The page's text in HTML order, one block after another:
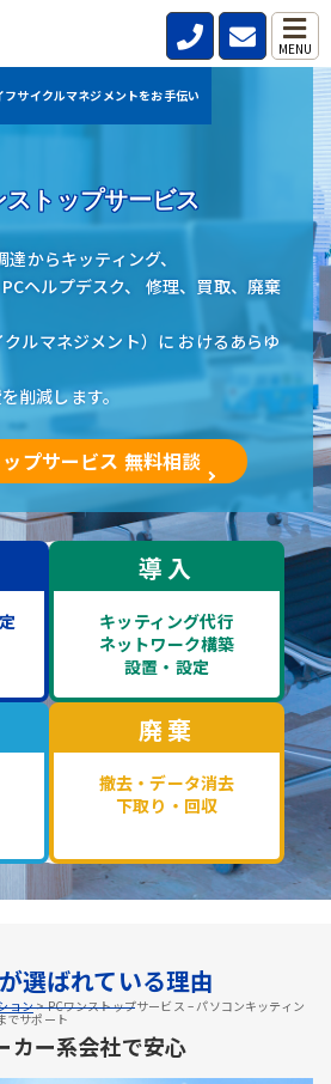
MENU
ョン>PCワンストップサービス – パソコンキッティン
でサポート
フサイクルマネジメントをお手伝い
ストップサービス
からキッティング、
ヘルプデスク、 修理、買取、廃棄
ルマネジメント）に おけるあらゆ
削減します。
プサービス 無料相談
導入
キッティング代行
ネットワーク構築
設置・設定
廃棄
撤去・データ消去
下取り・回収
選ばれている理由
カー系会社で安心